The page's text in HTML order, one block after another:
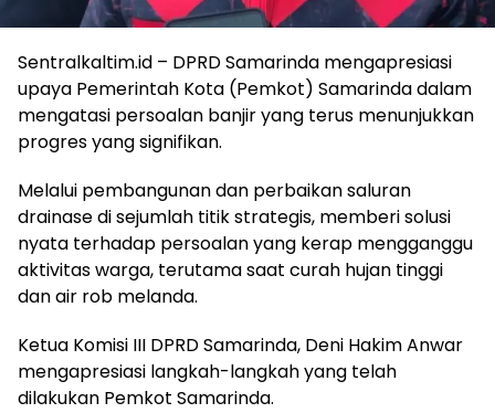
Sentralkaltim.id – DPRD Samarinda mengapresiasi
upaya Pemerintah Kota (Pemkot) Samarinda dalam
mengatasi persoalan banjir yang terus menunjukkan
progres yang signifikan.
Melalui pembangunan dan perbaikan saluran
drainase di sejumlah titik strategis, memberi solusi
nyata terhadap persoalan yang kerap mengganggu
aktivitas warga, terutama saat curah hujan tinggi
dan air rob melanda.
Ketua Komisi III DPRD Samarinda, Deni Hakim Anwar
mengapresiasi langkah-langkah yang telah
dilakukan Pemkot Samarinda.